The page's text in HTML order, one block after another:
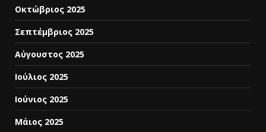
Οκτώβριος 2025
Σεπτέμβριος 2025
Αύγουστος 2025
Ιούλιος 2025
Ιούνιος 2025
Μάιος 2025